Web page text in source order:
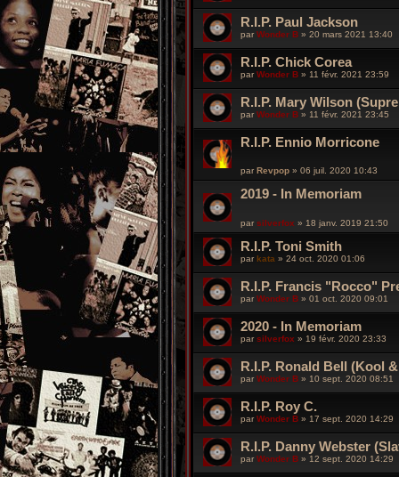
R.I.P. Paul Jackson
par Wonder B » 20 mars 2021 13:40
R.I.P. Chick Corea
parWonder B » 11 févr. 2021 23:59
R.I.P. Mary Wilson
par Wonder B » 11 févr. 2021 23:45
R.I.P. Ennio Morricone
par Revpop » 06 juil. 2020 10:43
2019 - In Memoriam
par silverfox » 18 janv. 2019 21:50
R.I.P. Toni Smith
parkata » 24 oct. 2020 01:06
R.I.P. Francis "Rocco"
par Wonder B » 01 oct. 2020 09:01
2020 - In Memoriam
parsilverfox » 19 févr. 2020 23:33
R.I.P. Ronald Bell (Kool
par Wonder B » 10 sept. 2020 08:51
R.I.P. Roy C.
parWonder B » 17 sept. 2020 14:29
R.I.P. Danny Webster
par Wonder B » 12 sept. 2020 14:29